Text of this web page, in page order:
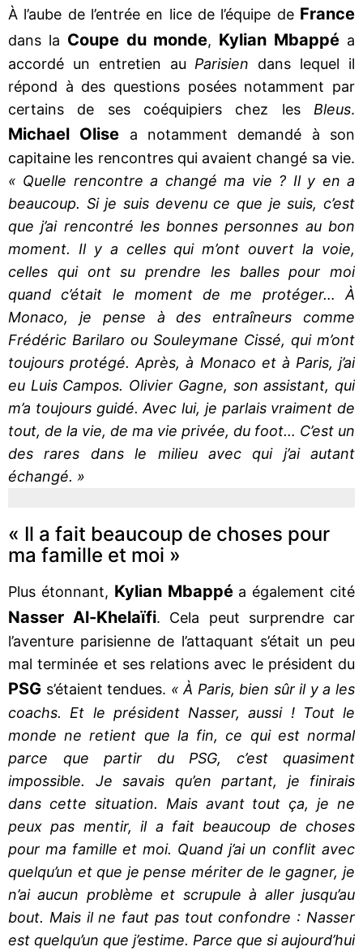
À l’aube de l’entrée en lice de l’équipe de France
dans la Coupe du monde, Kylian Mbappé a
accordé un entretien au Parisien dans lequel il
répond à des questions posées notamment par
certains de ses coéquipiers chez les Bleus.
Michael Olise a notamment demandé à son
capitaine les rencontres qui avaient changé sa vie.
« Quelle rencontre a changé ma vie ? Il y en a
beaucoup. Si je suis devenu ce que je suis, c’est
que j’ai rencontré les bonnes personnes au bon
moment. Il y a celles qui m’ont ouvert la voie,
celles qui ont su prendre les balles pour moi
quand c’était le moment de me protéger… À
Monaco, je pense à des entraîneurs comme
Frédéric Barilaro ou Souleymane Cissé, qui m’ont
toujours protégé. Après, à Monaco et à Paris, j’ai
eu Luis Campos. Olivier Gagne, son assistant, qui
m’a toujours guidé. Avec lui, je parlais vraiment de
tout, de la vie, de ma vie privée, du foot… C’est un
des rares dans le milieu avec qui j’ai autant
échangé. »
« Il a fait beaucoup de choses pour
ma famille et moi »
Plus étonnant, Kylian Mbappéa également cité
Nasser Al-Khelaïfi. Cela peut surprendre car
l’aventure parisienne de l’attaquant s’était un peu
mal terminée et ses relations avec le président du
PSG s’étaient tendues. « À Paris, bien sûr il y a les
coachs. Et le président Nasser, aussi ! Tout le
monde ne retient que la fin, ce qui est normal
parce que partir du PSG, c’est quasiment
impossible. Je savais qu’en partant, je finirais
dans cette situation. Mais avant tout ça, je ne
peux pas mentir, il a fait beaucoup de choses
pour ma famille et moi. Quand j’ai un conflit avec
quelqu’un et que je pense mériter de le gagner, je
n’ai aucun problème et scrupule à aller jusqu’au
bout. Mais il ne faut pas tout confondre : Nasser
est quelqu’un que j’estime. Parce que si aujourd’hui